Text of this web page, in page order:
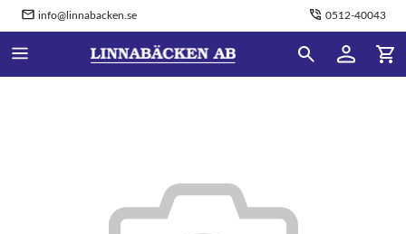
info@linnabacken.se 0512-40043